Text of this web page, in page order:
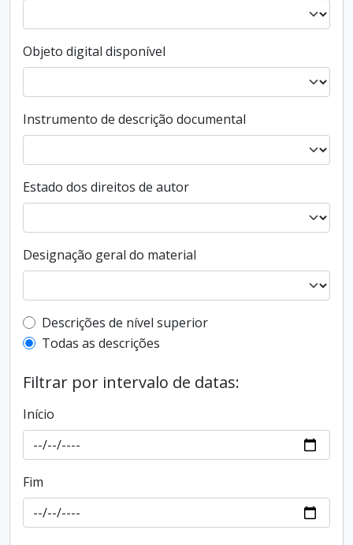
Objeto digital disponível
Instrumento de descrição documental
Estado dos direitos de autor
Designação geral do material
Filtro de descrição de nível superior
Descrições de nível superior
Todas as descrições
Filtrar por intervalo de datas:
Início
Fim